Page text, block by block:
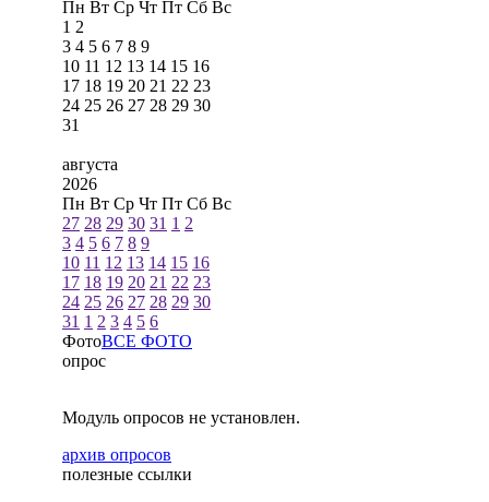
Пн Вт Ср Чт Пт Сб Вс
1 2
3 4 5 6 7 8 9
10 11 12 13 14 15 16
17 18 19 20 21 22 23
24 25 26 27 28 29 30
31
августа
2026
Пн Вт Ср Чт Пт Сб Вс
27 28 29 30 31 1 2
3 4 5 6 7 8 9
10 11 12 13 14 15 16
17 18 19 20 21 22 23
24 25 26 27 28 29 30
31 1 2 3 4 5 6
ФотоВСЕ ФОТО
опрос
Модуль опросов не установлен.
архив опросов
полезные ссылки